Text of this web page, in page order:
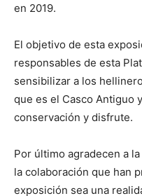
en 2019.
El objetivo de esta
responsables de esta
sensibilizar a los
que es el Casco Antiguo
conservación y disfrute.
Por último agradecen a
la colaboración que han
exposición sea una